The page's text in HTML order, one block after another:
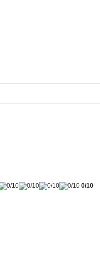
0/10